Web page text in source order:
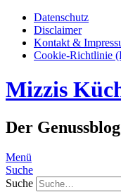
Datenschutz
Disclaimer
Kontakt &
Cookie-Richtlinie
Mizzis
Der
Menü
Suche
Suche